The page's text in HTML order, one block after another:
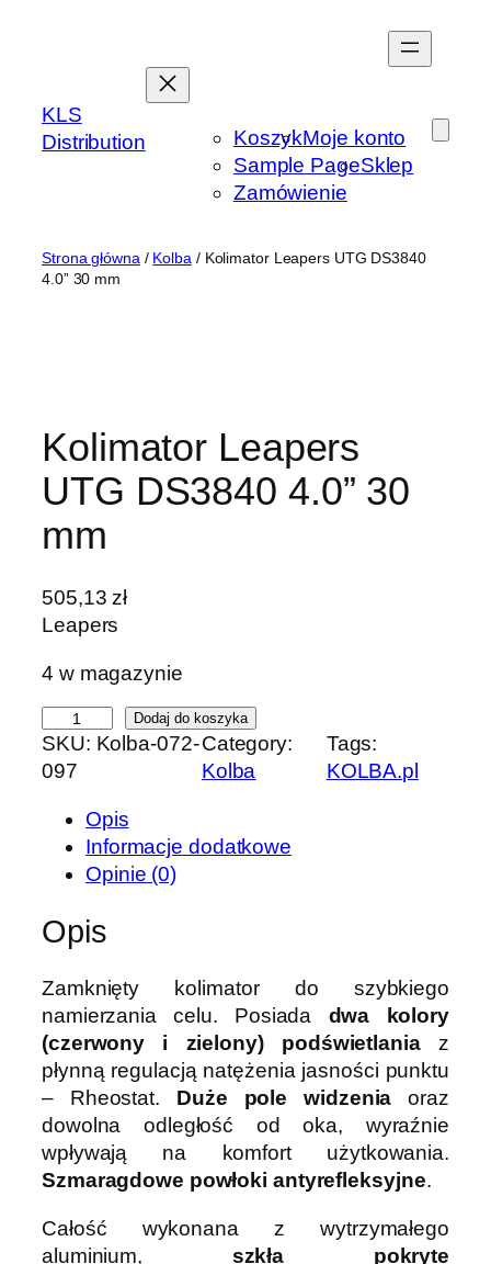
KLS
Distribution
KoszykMoje konto
Sample PageSklep
Zamówienie
Strona główna / Kolba / Kolimator Leapers UTG DS3840
4.0” 30 mm
Kolimator Leapers
UTG DS3840 4.0” 30
mm
505,13zł
Leapers
4 w magazynie
l
o
i
a
t
o
r
L
e
a
p
r
Dodaj do koszyka
SKU: Kolba-072-
097
Category:
Kolba
Tags:
KOLBA.pl
Opis
Informacje dodatkowe
Opinie (0)
Opis
Zamknięty kolimator do szybkiego
namierzania celu. Posiada dwa kolory
(czerwony i zielony) podświetlaniaz
płynną regulacją natężenia jasności punktu
– Rheostat. Duże pole widzenia oraz
dowolna odległość od oka, wyraźnie
wpływają na komfort użytkowania.
Szmaragdowe powłoki antyrefleksyjne.
Całość wykonana z wytrzymałego
aluminium, szkła pokryte